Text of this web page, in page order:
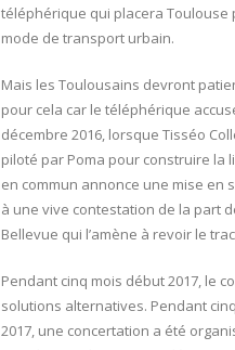
téléphérique qui placera
mode de transport urbain.
Mais les Toulousains devront
pour cela car le téléphérique
décembre 2016, lorsque Tisséo
piloté par Poma pour construire la
en commun annonce une mise en
à une vive contestation de la part
Bellevue qui l’amène à revoir le
Pendant cinq mois début 2017, le
solutions alternatives. Pendant
2017, une concertation a été